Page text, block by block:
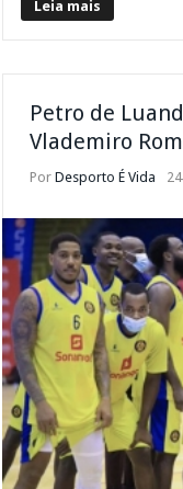
Leia mais
Petro de
Vlademiro
PorDesporto É Vida